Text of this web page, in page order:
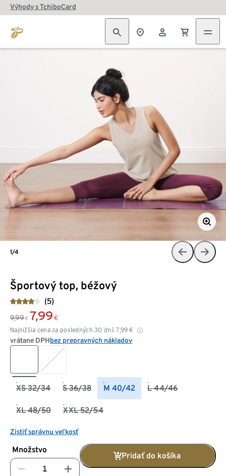
Výhody s TchiboCard
Športový top, béžový
(5)
9,99 € 7,99 €
Najnižšia cena za posledných 30 dní: 7,99 €
vrátane DPHbez prepravných nákladov
XS 32/34 S 36/38 M 40/42 L 44/46
XL 48/50 XXL 52/54
Zistiť správnu veľkosť
Množstvo
Pridať do košíka
1/4